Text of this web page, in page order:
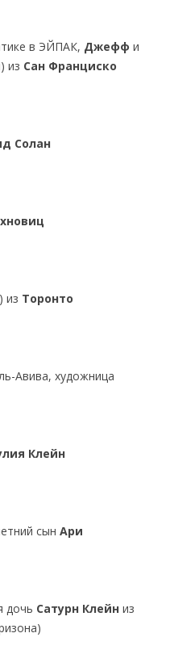
в ЭЙПАК, Джефф и
из Сан Франциско
Солан
из Торонто
Авива, художница
Клейн
сын Ари
дочь Сатурн Клейн из